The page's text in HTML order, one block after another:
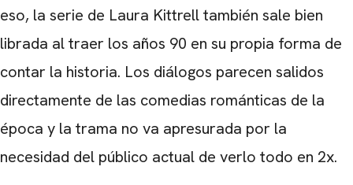
eso, la serie de Laura Kittrell también sale bien
librada al traer los años 90 en su propia forma de
contar la historia. Los diálogos parecen salidos
directamente de las comedias románticas de la
época y la trama no va apresurada por la
necesidad del público actual de verlo todo en 2x.